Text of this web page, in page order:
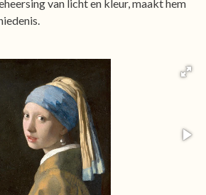
van licht en kleur, maakt hem